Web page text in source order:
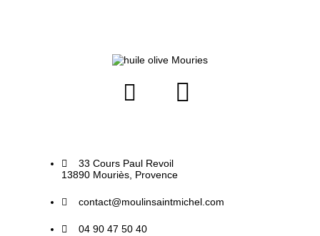
33 Cours Paul Revoil
13890 Mouriès, Provence
contact@moulinsaintmichel.com
04 90 47 50 40